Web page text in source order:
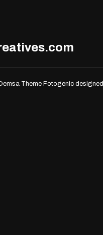
Theme Fotogenic designed